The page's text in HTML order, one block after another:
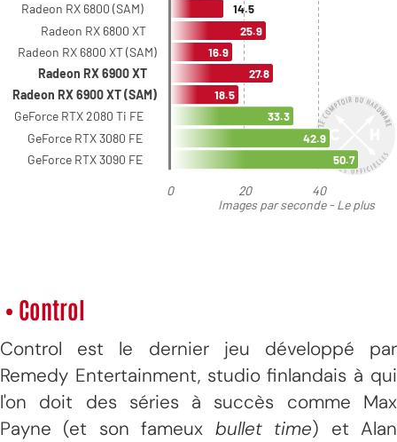
• Control
Control est le dernier jeu développé par
Remedy Entertainment, studio finlandais à qui
l'on doit des séries à succès comme Max
Payne (et son fameux bullet time) et Alan